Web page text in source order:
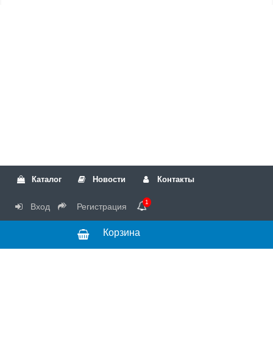
Каталог Новости Контакты
Вход Регистрация 1
Корзина